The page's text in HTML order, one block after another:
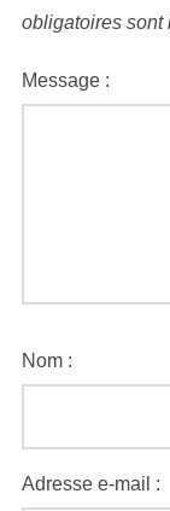
obligatoires sont
Message :
Nom :
Adresse e-mail :